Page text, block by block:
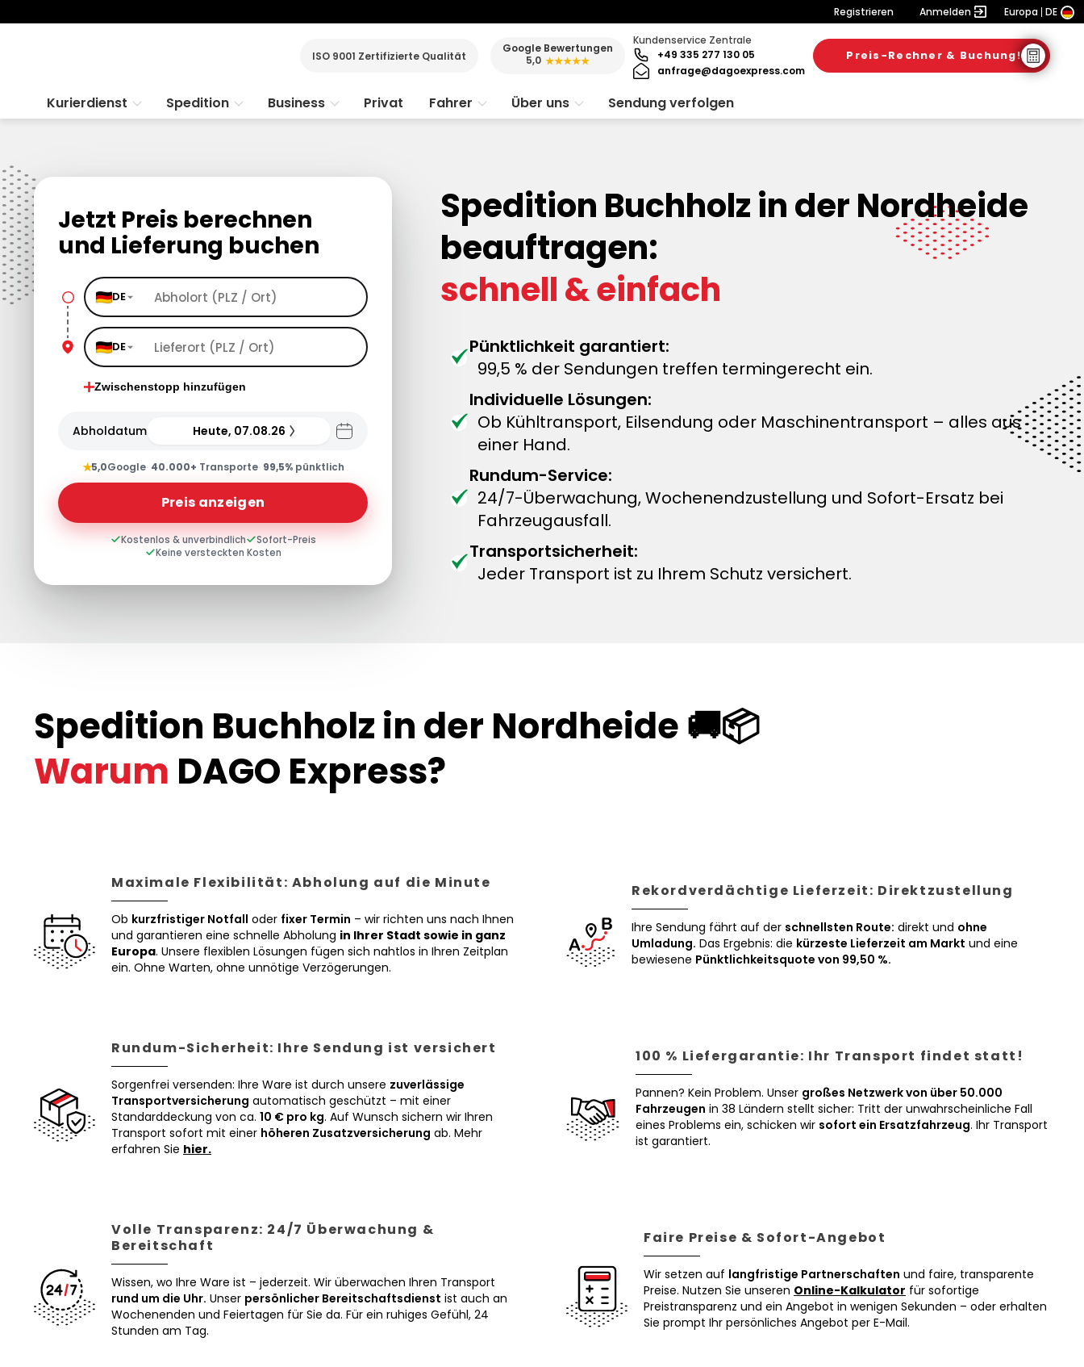
Registrieren Anmelden Europa DE
ISO 9001 Zertifizierte Qualität
Google Bewertungen
5,0 ★★★★★
Kundenservice Zentrale
+49 335 277 130 05
anfrage@dagoexpress.com
Preis-Rechner & Buchung!
Kurierdienst Spedition Business Privat Fahrer Über uns Sendung verfolgen
Jetzt Preis berechnen
und Lieferung buchen
DE
DE
Zwischenstopp hinzufügen
Abholdatum Heute, 07.08.26
★5,0Google· 40.000+ Transporte· 99,5%pünktlich
Preis anzeigen
Kostenlos & unverbindlich
Sofort-Preis
Keine versteckten Kosten
Spedition Buchholz in der Nordheide
beauftragen:
schnell & einfach
Pünktlichkeit garantiert:
99,5 % der Sendungen treffen termingerecht ein.
Individuelle Lösungen:
Ob Kühltransport, Eilsendung oder Maschinentransport – alles aus
einer Hand.
Rundum-Service:
24/7-Überwachung, Wochenendzustellung und Sofort-Ersatz bei
Fahrzeugausfall.
Transportsicherheit:
Jeder Transport ist zu Ihrem Schutz versichert.
Spedition Buchholz in der Nordheide 🚚📦
Warum DAGO Express?
Maximale Flexibilität: Abholung auf die Minute
Ob kurzfristiger Notfall oder fixer Termin – wir richten uns nach Ihnen
und garantieren eine schnelle Abholung in Ihrer Stadt sowie in ganz
Europa. Unsere flexiblen Lösungen fügen sich nahtlos in Ihren Zeitplan
ein. Ohne Warten, ohne unnötige Verzögerungen.
Rekordverdächtige Lieferzeit: Direktzustellung
Ihre Sendung fährt auf der schnellsten Route: direkt und ohne
Umladung. Das Ergebnis: die kürzeste Lieferzeit am Markt und eine
bewiesene Pünktlichkeitsquote von 99,50 %.
Rundum-Sicherheit: Ihre Sendung ist versichert
Sorgenfrei versenden: Ihre Ware ist durch unsere zuverlässige
Transportversicherung automatisch geschützt – mit einer
Standarddeckung von ca. 10 € pro kg. Auf Wunsch sichern wir Ihren
Transport sofort mit einer höheren Zusatzversicherung ab. Mehr
erfahren Sie hier.
100 % Liefergarantie: Ihr Transport findet statt!
Pannen? Kein Problem. Unser großes Netzwerk von über 50.000
Fahrzeugen in 38 Ländern stellt sicher: Tritt der unwahrscheinliche Fall
eines Problems ein, schicken wir sofort ein Ersatzfahrzeug. Ihr Transport
ist garantiert.
Volle Transparenz: 24/7 Überwachung &
Bereitschaft
Wissen, wo Ihre Ware ist – jederzeit. Wir überwachen Ihren Transport
rund um die Uhr. Unser persönlicher Bereitschaftsdienst ist auch an
Wochenenden und Feiertagen für Sie da. Für ein ruhiges Gefühl, 24
Stunden am Tag.
Faire Preise & Sofort-Angebot
Wir setzen auf langfristige Partnerschaften und faire, transparente
Preise. Nutzen Sie unseren Online-Kalkulator für sofortige
Preistransparenz und ein Angebot in wenigen Sekunden – oder erhalten
Sie prompt Ihr persönliches Angebot per E-Mail.